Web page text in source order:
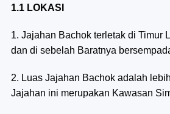
1.1 LOKASI
1. Jajahan Bachok terletak di Timur
dan di sebelah Baratnya
2. Luas Jajahan Bachok adalah
Jajahan ini merupakan Kawasan